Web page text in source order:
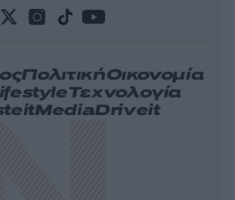
ΠολιτικήΟικονομία
Τεχνολογία
MediaDriveit